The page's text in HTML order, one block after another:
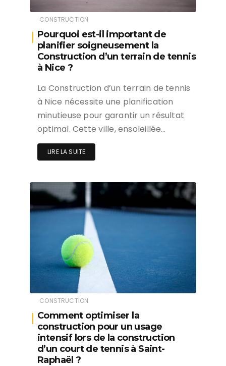
CONSTRUCTION
Pourquoi est-il important de
planifier soigneusement la
Construction d’un terrain de tennis
à Nice ?
La Construction d’un terrain de tennis
à Nice nécessite une planification
minutieuse pour garantir un résultat
optimal. Cette ville, ensoleillée…
LIRE LA SUITE
CONSTRUCTION
Comment optimiser la
construction pour un usage
intensif lors de la construction
d’un court de tennis à Saint-
Raphaël ?